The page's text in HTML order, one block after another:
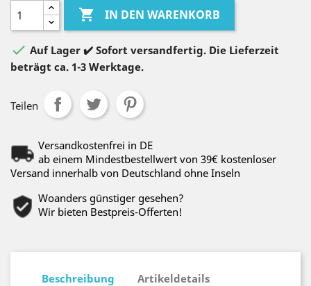
 IN DEN WARENKORB
 Auf Lager ✔️ Sofort versandfertig. Die Lieferzeit
beträgt ca. 1-3 Werktage.
Teilen
Versandkostenfrei in DE
ab einem Mindestbestellwert von 39€ kostenloser
Versand innerhalb von Deutschland ohne Inseln
Woanders günstiger gesehen?
Wir bieten Bestpreis-Offerten!
Beschreibung Artikeldetails